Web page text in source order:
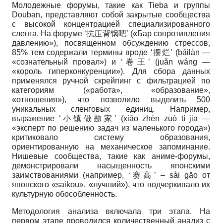
Молодежные форумы, такие как Tieba и группы
Douban, представляют собой закрытые сообщества
с высокой концентрацией специализированного
сленга. На форуме ‘抗压背锅吧’ («Бар сопротивления
давлению»), посвященном обсуждению стрессов,
85% тем содержали термины вроде ‘摆烂’ (bǎilàn —
«сознательный провал») и ‘卷王’ (juǎn wáng —
«король гиперконкуренции»). Для сбора данных
применялся ручной скрейпинг с фильтрацией по
категориям («работа», «образование»,
«отношения»), что позволило выделить 500
уникальных сленговых единиц. Например,
выражение ‘小镇做题家’ (xiǎo zhèn zuò tí jiā —
«эксперт по решению задач из маленького города»)
критиковало систему образования,
ориентированную на механическое запоминание.
Нишевые сообщества, такие как аниме-форумы,
демонстрировали насыщенность японскими
заимствованиями (например, ‘赛高’ – sài gāo от
японского «saikou», «лучший»), что подчеркивало их
культурную обособленность.
Методология анализа включала три этапа. На
первом этапе проводился количественный анализ с